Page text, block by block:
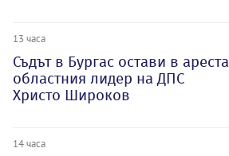
13 часа
Съдът в Бургас остави в ареста
областния лидер на ДПС
Христо Широков
14 часа